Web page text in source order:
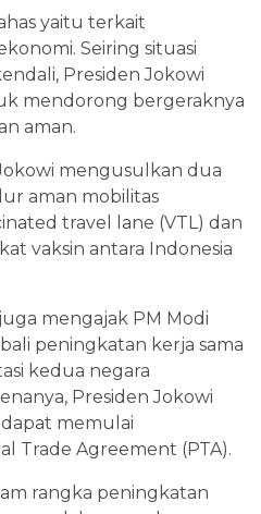
yaitu terkait
Seiring situasi
Presiden Jokowi
mendorong bergeraknya
aman.
mengusulkan dua
aman mobilitas
travel lane (VTL) dan
vaksin antara Indonesia
mengajak PM Modi
peningkatan kerja sama
kedua negara
Presiden Jokowi
memulai
Trade Agreement (PTA).
rangka peningkatan